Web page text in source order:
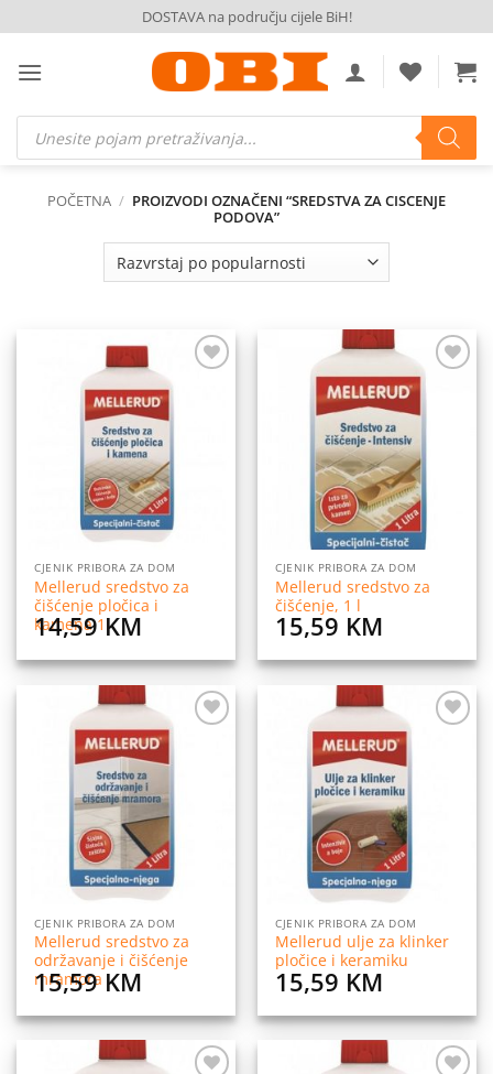
to
content
DOSTAVA na području cijele BiH!
Products
search
POČETNA / PROIZVODI OZNAČENI “SREDSTVA ZA CISCENJE
PODOVA”
CJENIK PRIBORA ZA DOM
Mellerud sredstvo za
čišćenje pločica i
kamena 1l
14,59KM
CJENIK PRIBORA ZA DOM
Mellerud sredstvo za
čišćenje, 1 l
15,59 KM
CJENIK PRIBORA ZA DOM
Mellerud sredstvo za
održavanje i čišćenje
mramora
15,59KM
CJENIK PRIBORA ZA DOM
Mellerud ulje za klinker
pločice i keramiku
15,59 KM